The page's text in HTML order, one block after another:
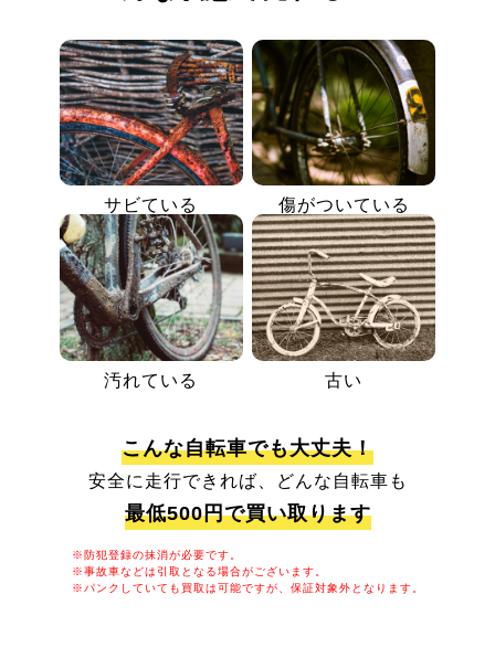
サビている 傷がついている
汚れている 古い
こんな自転車でも大丈夫！
安全に走行できれば、どんな自転車も
最低500円で買い取ります
※防犯登録の抹消が必要です。
※事故車などは引取となる場合がございます。
※パンクしていても買取は可能ですが、保証対象外となります。